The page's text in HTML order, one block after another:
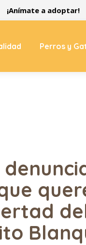
¡Anímate a adoptar!
Perros y